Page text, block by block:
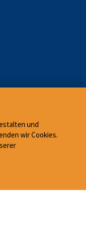
und
wir Cookies.